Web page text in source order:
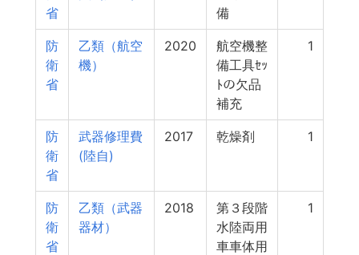
省
備
防
衛
省
乙類（航空
機）
2020
航空機整
備工具ｾｯ
ﾄの欠品
補充
1
防
衛
省
武器修理費
(陸自)
2017 乾燥剤 1
防
衛
省
乙類（武器
器材）
2018
第３段階
水陸両用
車車体用
1